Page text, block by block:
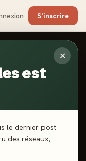
S'inscrire
✕
est
le dernier post
des réseaux,